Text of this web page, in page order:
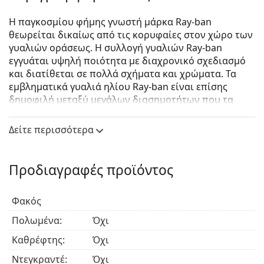
Η παγκοσμίου φήμης γνωστή μάρκα Ray-ban
θεωρείται δικαίως από τις κορυφαίες στον χώρο των
γυαλιών οράσεως. Η συλλογή γυαλιών Ray-ban
εγγυάται υψηλή ποιότητα με διαχρονικό σχεδιασμό
και διατίθεται σε πολλά σχήματα και χρώματα. Τα
εμβληματικά γυαλιά ηλίου Ray-ban είναι επίσης
δημοφιλή μεταξύ μεγάλων διασημοτήτων που τα
Ray-Ban New Clubmaster RB4416 601/31
Δείτε πώς φαίνονται πάνω σας αυτά τα γυαλιά ηλίου
με τη λειτουργία του Εικονικού καθρέφτη του
Σκελετός γυαλιών ηλίου
Το μαύρο χρώμα του σκελετού ταιριάζει απόλυτα
με το δροσερό χρώμα του δέρματος και τα ανοιχτά
ξανθά, ανοιχτά καφέ ή μαύρα μαλλιά.
Δείτε περισσότερα
Προδιαγραφές προϊόντος
Φακός
Πολωμένα:
Όχι
Καθρέφτης:
Όχι
Ντεγκραντέ:
Όχι